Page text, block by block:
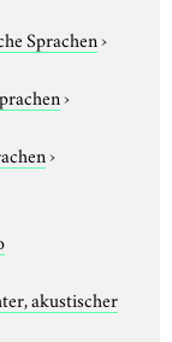
Sprachen›
›
›
akustischer